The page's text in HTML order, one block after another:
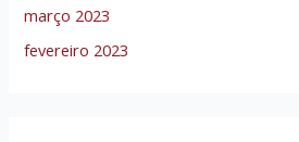
março 2023
fevereiro 2023